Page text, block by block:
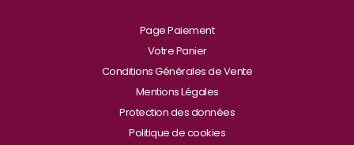
Page Paiement
Votre Panier
Conditions Générales de Vente
Mentions Légales
Protection des données
Politique de cookies